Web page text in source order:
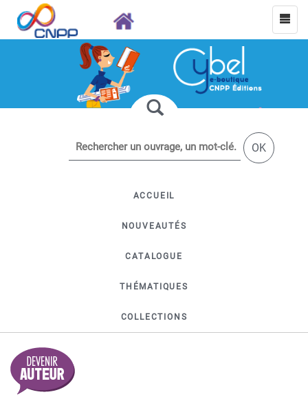
OK
ACCUEIL
NOUVEAUTÉS
CATALOGUE
THÉMATIQUES
COLLECTIONS